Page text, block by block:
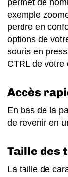
permet de
exemple
perdre en
options de
souris en
CTRL de votre
Accès
En bas de la
de revenir en
Taille des
La taille de